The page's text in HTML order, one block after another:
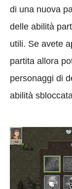
di una nuova
delle abilità
utili. Se avete
partita allora
personaggi di
abilità